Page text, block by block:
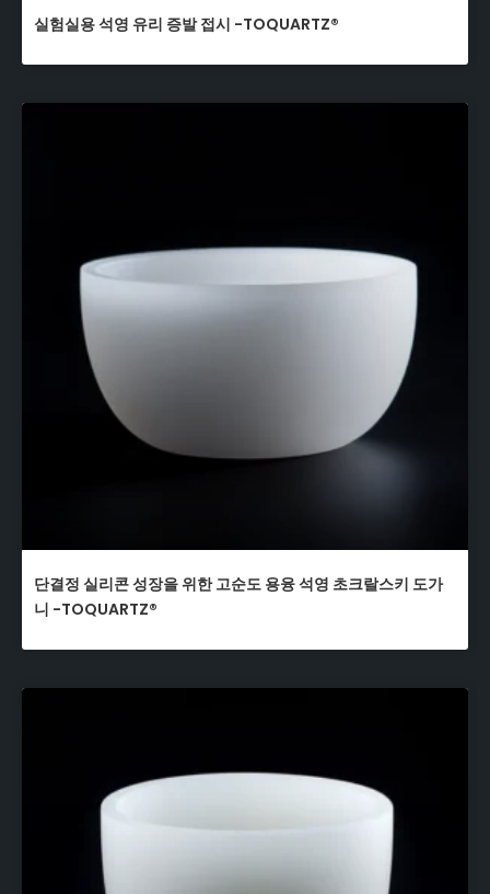
실험실용 석영 유리 증발 접시 -TOQUARTZ®
단결정 실리콘 성장을 위한 고순도 용융 석영 초크랄스키 도가
니 -TOQUARTZ®